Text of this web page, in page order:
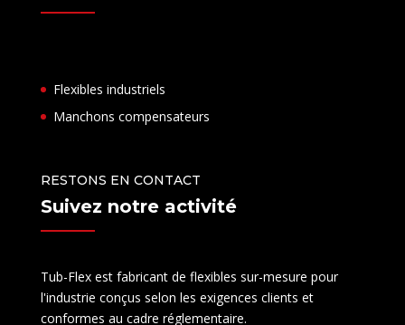
Flexibles industriels
Manchons compensateurs
RESTONS EN CONTACT
Suivez notre activité
Tub-Flex est fabricant de flexibles sur-mesure pour
l'industrie conçus selon les exigences clients et
conformes au cadre réglementaire.